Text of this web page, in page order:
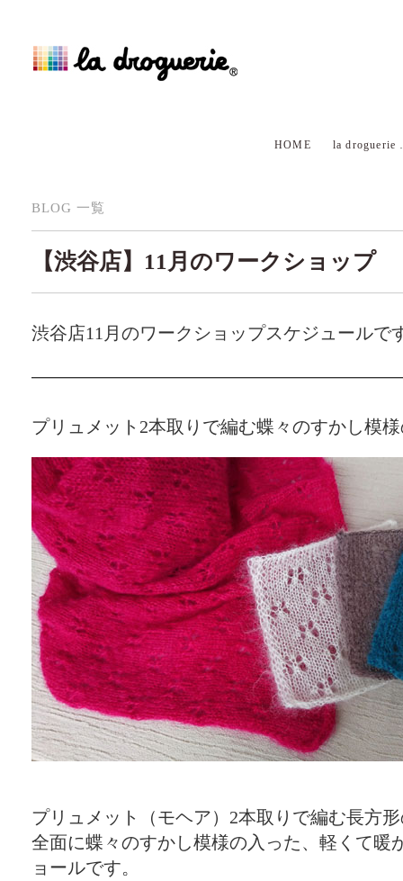
HOME la droguerie
BLOG 一覧
【渋谷店】11月のワークショップ
渋谷店11月のワークショップスケジュールで
プリュメット2本取りで編む蝶々のすかし模
プリュメット（モヘア）2本取りで編む長方
全面に蝶々のすかし模様の入った、軽くて暖
ョールです。